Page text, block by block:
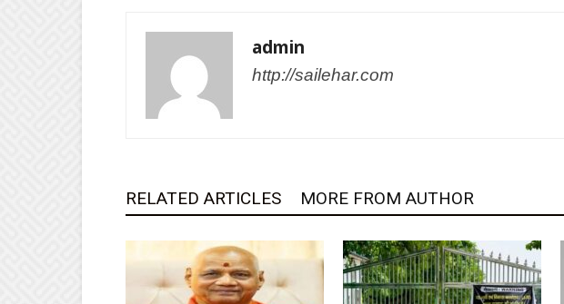
admin
http://sailehar.com
RELATED ARTICLES MORE FROM AUTHOR